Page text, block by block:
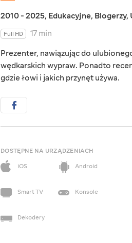
2010 - 2025, Edukacyjne, Blogerzy,
Full HD
17 min
Prezenter, nawiązując do
wędkarskich wypraw. Ponadto
gdzie łowi i jakich przynęt używa.
DOSTĘPNE NA URZĄDZENIACH
iOS
Android
Smart TV Konsole
Dekodery